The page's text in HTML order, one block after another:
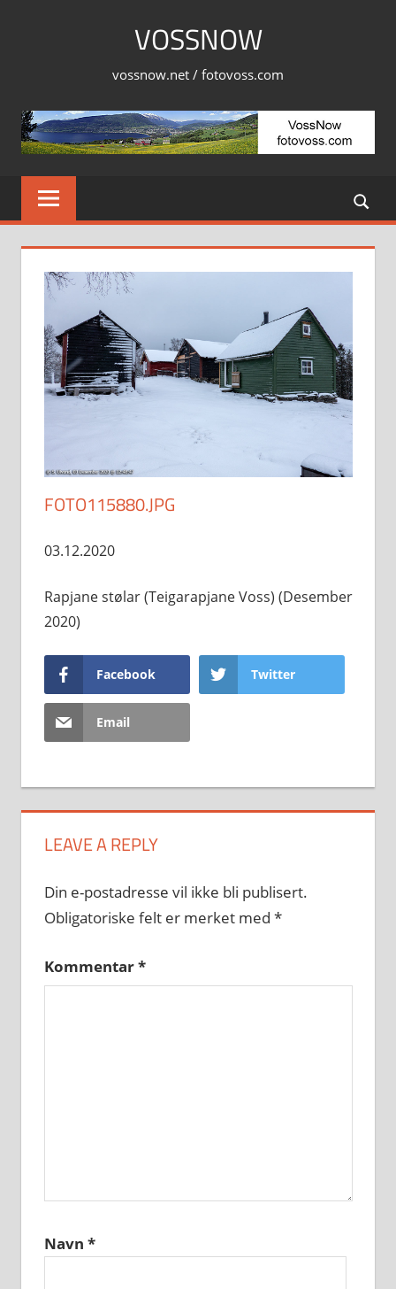
VOSSNOW
vossnow.net / fotovoss.com
FOTO115880.JPG
03.12.2020
Rapjane stølar (Teigarapjane Voss) (Desember
2020)
Facebook Twitter
Email
LEAVE A REPLY
Din e-postadresse vil ikke bli publisert.
Obligatoriske felt er merket med *
Kommentar*
Navn *